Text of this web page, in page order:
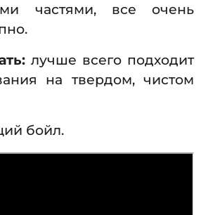
частями, все очень
лучше всего подходит
на твердом, чистом
бойл.